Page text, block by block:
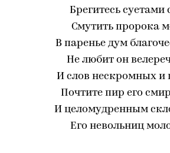
Брегитесь суетами
Смутить пророка
В паренье дум
Не любит он
И слов нескромных и
Почтите пир его
И целомудренным
Его невольниц